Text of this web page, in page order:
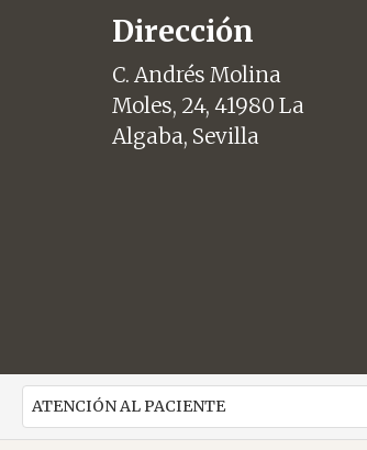
Dirección
C. Andrés Molina
Moles, 24, 41980 La
Algaba, Sevilla
ATENCIÓN AL PACIENTE